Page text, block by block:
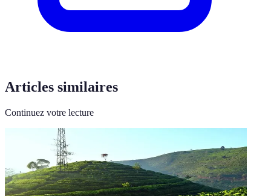
Articles similaires
Continuez votre lecture